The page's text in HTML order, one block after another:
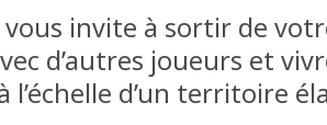
vous invite à sortir de
d’autres joueurs et
l’échelle d’un territoire